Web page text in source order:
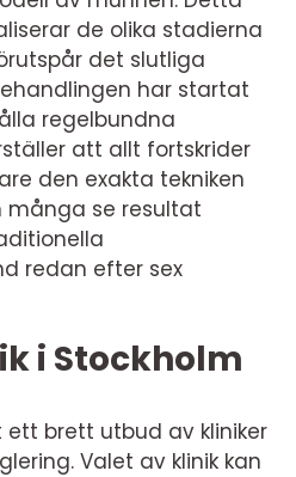
de olika stadierna
det slutliga
har startat
regelbundna
att allt fortskrider
den exakta tekniken
många se resultat
redan efter sex
i Stockholm
ett brett utbud av kliniker
Valet av klinik kan